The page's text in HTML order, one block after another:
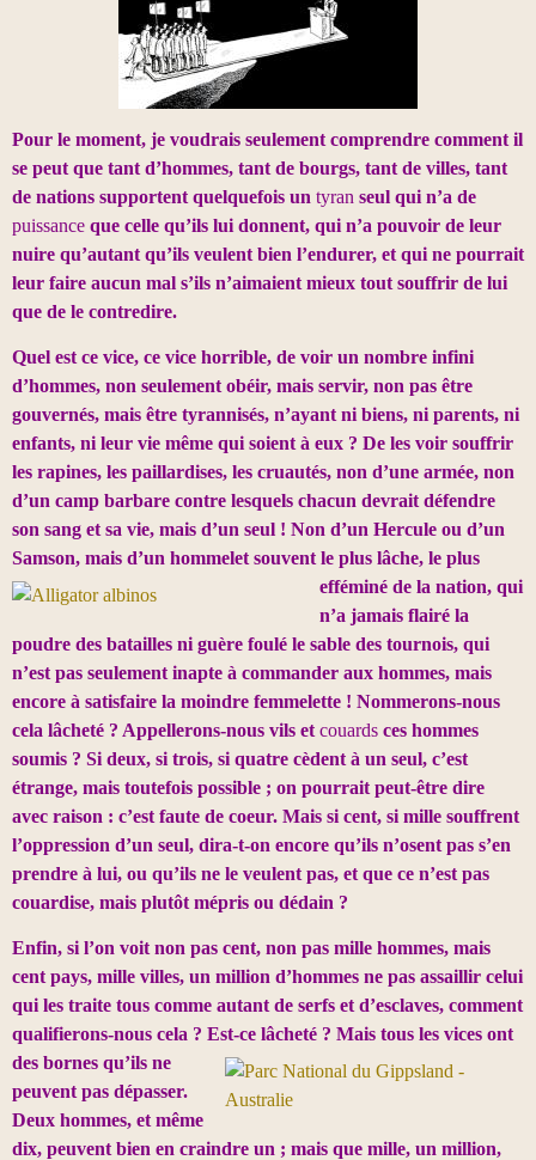
Pour le moment, je voudrais seulement comprendre comment il
se peut que tant d’hommes, tant de bourgs, tant de villes, tant
de nations supportent quelquefois un tyran seul qui n’a de
puissance que celle qu’ils lui donnent, qui n’a pouvoir de leur
nuire qu’autant qu’ils veulent bien l’endurer, et qui ne pourrait
leur faire aucun mal s’ils n’aimaient mieux tout souffrir de lui
que de le contredire.
Quel est ce vice, ce vice horrible, de voir un nombre infini
d’hommes, non seulement obéir, mais servir, non pas être
gouvernés, mais être tyrannisés, n’ayant ni biens, ni parents, ni
enfants, ni leur vie même qui soient à eux ? De les voir souffrir
les rapines, les paillardises, les cruautés, non d’une armée, non
d’un camp barbare contre lesquels chacun devrait défendre
son sang et sa vie, mais d’un seul ! Non d’un Hercule ou d’un
Samson, mais d’un hommelet souvent le plus lâche, le plus
efféminé de la nation, qui
n’a jamais flairé la
poudre des batailles ni guère foulé le sable des tournois, qui
n’est pas seulement inapte à commander aux hommes, mais
encore à satisfaire la moindre femmelette ! Nommerons-nous
cela lâcheté ? Appellerons-nous vils et couards ces hommes
soumis ? Si deux, si trois, si quatre cèdent à un seul, c’est
étrange, mais toutefois possible ; on pourrait peut-être dire
avec raison : c’est faute de coeur. Mais si cent, si mille souffrent
l’oppression d’un seul, dira-t-on encore qu’ils n’osent pas s’en
prendre à lui, ou qu’ils ne le veulent pas, et que ce n’est pas
couardise, mais plutôt mépris ou dédain ?
Enfin, si l’on voit non pas cent, non pas mille hommes, mais
cent pays, mille villes, un million d’hommes ne pas assaillir celui
qui les traite tous comme autant de serfs et d’esclaves, comment
qualifierons-nous cela ? Est-ce lâcheté ? Mais tous les vices ont
des bornes qu’ils ne
peuvent pas dépasser.
Deux hommes, et même
dix, peuvent bien en craindre un ; mais que mille, un million,